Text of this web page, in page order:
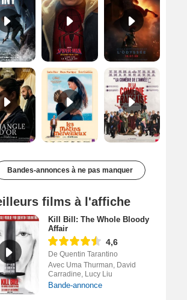
Le Triangle d'or Bande-annonce VF De la Comédie-Française Teaser VF
Bandes-annonces à ne pas manquer
films à l'affiche
Kill Bill: The Whole Bloody
Affair
4,6
De Quentin Tarantino
Avec Uma Thurman, David
Carradine, Lucy Liu
Bande-annonce